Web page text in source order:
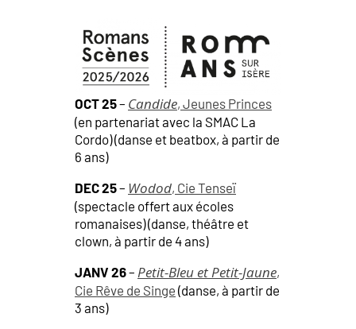
OCT 25– Candide, Jeunes Princes
(en partenariat avec la SMAC La
Cordo) (danse et beatbox, à partir de
6 ans)
DEC 25– Wodod, Cie Tenseï
(spectacle offert aux écoles
romanaises) (danse, théâtre et
clown, à partir de 4 ans)
JANV 26– Petit-Bleu et Petit-Jaune,
Cie Rêve de Singe (danse, à partir de
3 ans)